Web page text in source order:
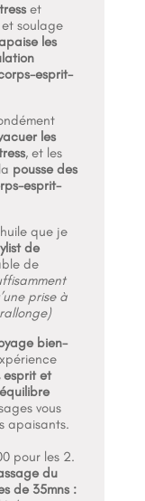
et
et soulage
les
esprit-
les
, et les
pousse des
esprit-
que je
de
de
prise à
bien-
esprit et
vous
apaisants.
pour les 2.
du
de 35mns :